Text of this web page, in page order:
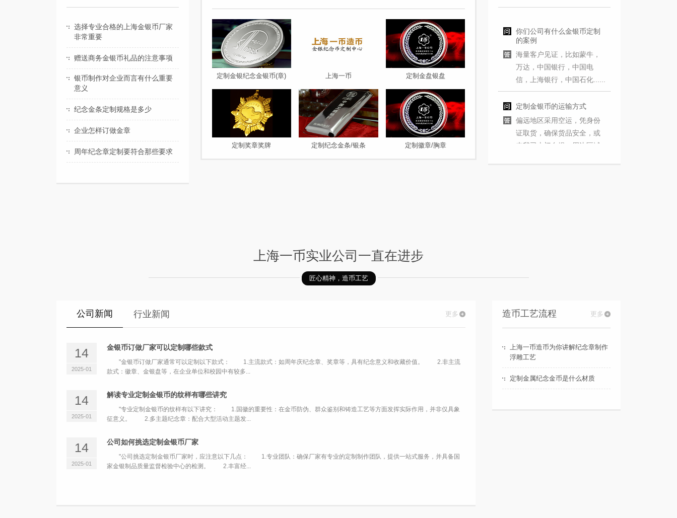
选择专业合格的上海金银币厂家
非常重要
赠送商务金银币礼品的注意事项
银币制作对企业而言有什么重要
意义
纪念金条定制规格是多少
企业怎样订做金章
周年纪念章定制要符合那些要求
定制金银纪念金银币(章) 上海一币 定制金盘银盘
定制奖章奖牌 定制纪念金条/银条 定制徽章/胸章
的案例
海量客户见证，比如蒙牛，
万达，中国银行，中国电
信，上海银行，中国石化......
偏远地区采用空运，凭身份
证取货，确保货品安全，或
来我司上门自提，周边区域
期一般在15-20工作日左右，
越来越多的人选择纪念章定
制来替代一些传统的礼品。
那么采购人员面临与各种纪
念章定制厂家打交道的可
能。那么纪念章定制厂家有
什么区别？在选择纪念章定
上海一币实业公司一直在进步
匠心精神，造币工艺
公司新闻 行业新闻
14
2025-01
金银币订做厂家可以定制哪些款式
"金银币订做厂家通常可以定制以下款式： 1.主流款式：如周年庆纪念章、奖章等，具有纪念意义和收藏价值。 2.非主流
款式：徽章、金银盘等，在企业单位和校园中有较多...
14
2025-01
解读专业定制金银币的纹样有哪些讲究
"专业定制金银币的纹样有以下讲究： 1.国徽的重要性：在金币防伪、群众鉴别和铸造工艺等方面发挥实际作用，并非仅具象
征意义。 2.多主题纪念章：配合大型活动主题发...
14
2025-01
公司如何挑选定制金银币厂家
"公司挑选定制金银币厂家时，应注意以下几点： 1.专业团队：确保厂家有专业的定制制作团队，提供一站式服务，并具备国
家金银制品质量监督检验中心的检测。 2.丰富经...
更多 更多
造币工艺流程
上海一币造币为你讲解纪念章制作
浮雕工艺
定制金属纪念金币是什么材质